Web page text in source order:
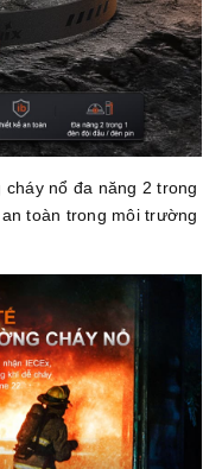
cháy nổ đa năng 2 trong
toàn trong môi trường